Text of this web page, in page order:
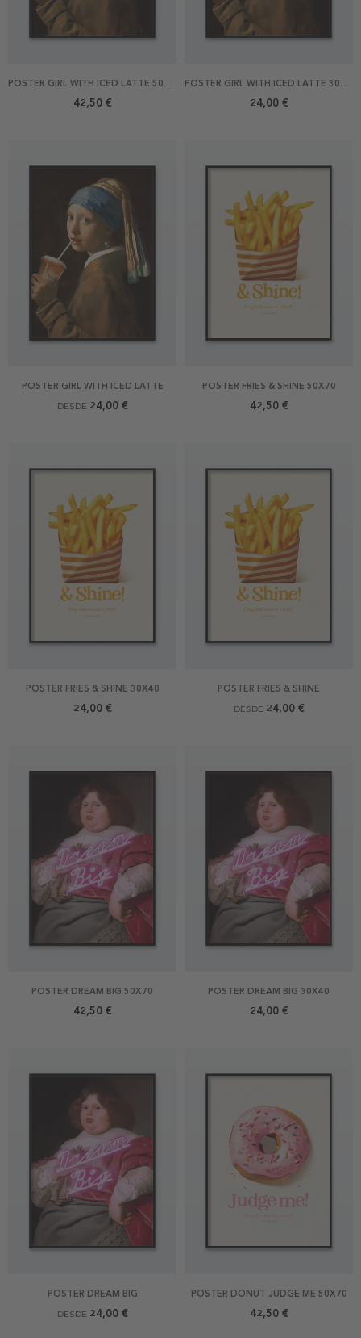
POSTER GIRL WITH ICED LATTE 50X70
42,50 €
POSTER GIRL WITH ICED LATTE 30X40
24,00 €
POSTER GIRL WITH ICED LATTE
DESDE 24,00 €
POSTER FRIES & SHINE 50X70
42,50 €
POSTER FRIES & SHINE 30X40
24,00 €
POSTER FRIES & SHINE
DESDE 24,00 €
POSTER DREAM BIG 50X70
42,50 €
POSTER DREAM BIG 30X40
24,00 €
POSTER DREAM BIG
DESDE 24,00 €
POSTER DONUT JUDGE ME 50X70
42,50 €